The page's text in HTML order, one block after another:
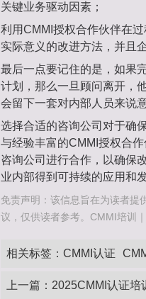
关键业务驱动因素；
利用CMMI授权合作伙伴在
实际意义的改进方法，并且
最后一点要记住的是，如果
计划，那么一旦顾问离开，
会留下一套对内部人员来说
选择合适的咨询公司对于确
与经验丰富的CMMI授权合
咨询公司进行合作，以确保
业内部得到可持续的应用和发
免责声明：该信息旨在为读者提
议，仅供读者参考。CMMI培训
相关标签： CMMI认证
上一篇： 2025CMMI认证培